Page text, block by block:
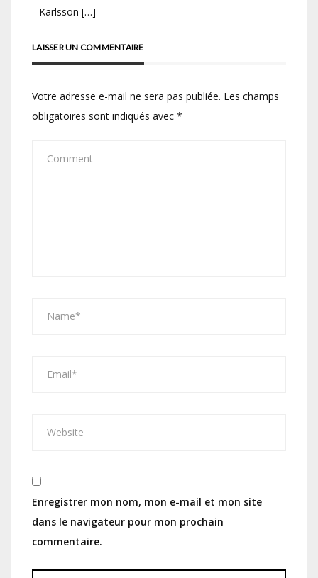
Karlsson […]
LAISSER UN COMMENTAIRE
Votre adresse e-mail ne sera pas publiée. Les champs
obligatoires sont indiqués avec *
Enregistrer mon nom, mon e-mail et mon site
dans le navigateur pour mon prochain
commentaire.